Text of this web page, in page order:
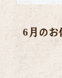
6月のお